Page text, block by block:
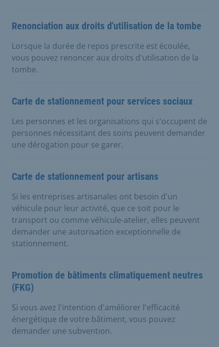
Renonciation aux droits d'utilisation de la tombe
Lorsque la durée de repos prescrite est écoulée,
vous pouvez renoncer aux droits d'utilisation de la
tombe.
Carte de stationnement pour services sociaux
Les personnes et les organisations qui s'occupent de
personnes nécessitant des soins peuvent demander
une dérogation pour se garer.
Carte de stationnement pour artisans
Si les entreprises artisanales ont besoin d'un
véhicule pour leur activité, que ce soit pour le
transport ou comme véhicule-atelier, elles peuvent
demander une autorisation exceptionnelle de
stationnement.
Promotion de bâtiments climatiquement neutres
(FKG)
Si vous avez l'intention d'améliorer l'efficacité
énergétique de votre bâtiment, vous pouvez
demander une subvention.